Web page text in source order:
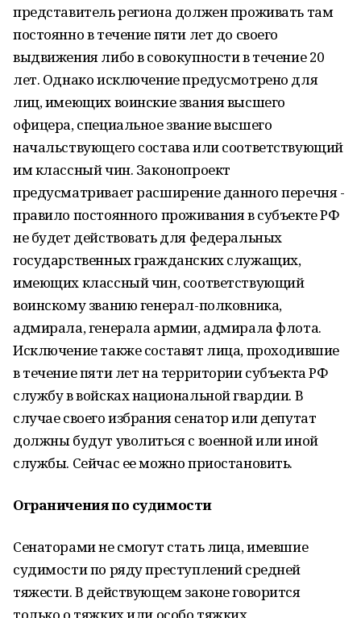
представитель региона должен проживать там
постоянно в течение пяти лет до своего
выдвижения либо в совокупности в течение 20
лет. Однако исключение предусмотрено для
лиц, имеющих воинские звания высшего
офицера, специальное звание высшего
начальствующего состава или соответствующий
им классный чин. Законопроект
предусматривает расширение данного перечня -
правило постоянного проживания в субъекте РФ
не будет действовать для федеральных
государственных гражданских служащих,
имеющих классный чин, соответствующий
воинскому званию генерал-полковника,
адмирала, генерала армии, адмирала флота.
Исключение также составят лица, проходившие
в течение пяти лет на территории субъекта РФ
службу в войсках национальной гвардии. В
случае своего избрания сенатор или депутат
должны будут уволиться с военной или иной
службы. Сейчас ее можно приостановить.
Ограничения по судимости
Сенаторами не смогут стать лица, имевшие
судимости по ряду преступлений средней
тяжести. В действующем законе говорится